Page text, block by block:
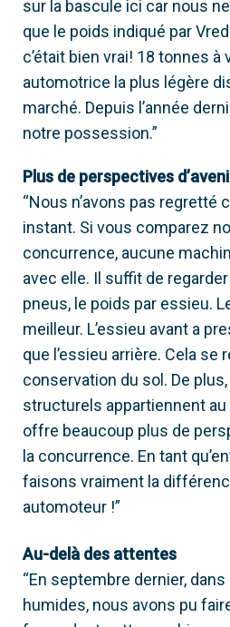
sur la bascule ici car nous
que le poids indiqué par
c’était bien vrai! 18 tonnes à
automotrice la plus légère
marché. Depuis l’année
notre possession.”
Plus de perspectives
“Nous n’avons pas regretté
instant. Si vous comparez
concurrence, aucune
avec elle. Il suffit de
pneus, le poids par essieu.
meilleur. L’essieu avant a
que l’essieu arrière. Cela se
conservation du sol. De
structurels appartiennent au
offre beaucoup plus de
la concurrence. En tant
faisons vraiment la
automoteur !”
Au-delà des attentes
“En septembre dernier,
humides, nous avons pu